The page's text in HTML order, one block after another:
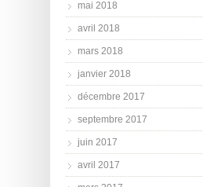
mai 2018
avril 2018
mars 2018
janvier 2018
décembre 2017
septembre 2017
juin 2017
avril 2017